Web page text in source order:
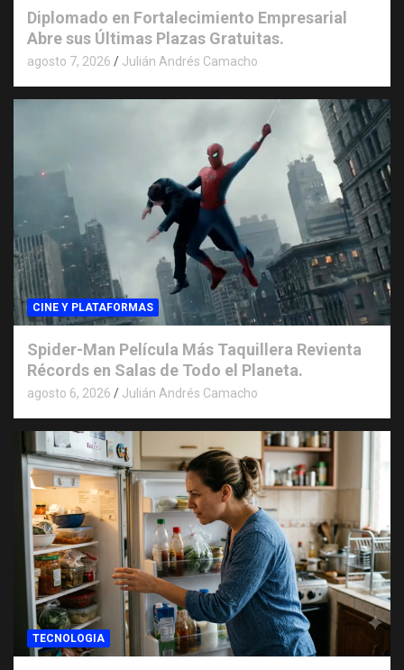
Diplomado en Fortalecimiento Empresarial
Abre sus Últimas Plazas Gratuitas.
agosto 7, 2026 Julián Andrés Camacho
CINE Y PLATAFORMAS
Spider-Man Película Más Taquillera Revienta
Récords en Salas de Todo el Planeta.
agosto 6, 2026 Julián Andrés Camacho
TECNOLOGIA